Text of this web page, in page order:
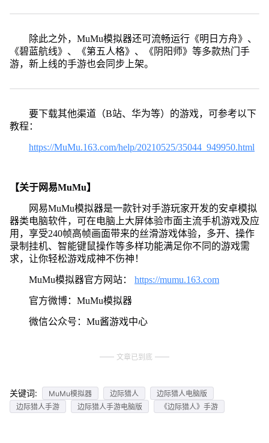
除此之外，MuMu模拟器还可流畅运行《明日方舟》、
《碧蓝航线》、《第五人格》、《阴阳师》等多款热门手
游，新上线的手游也会同步上架。
要下载其他渠道（B站、华为等）的游戏，可参考以下
教程：
https://MuMu.163.com/help/20210525/35044_949950.html
【关于网易MuMu】
网易MuMu模拟器是一款针对手游玩家开发的安卓模拟
器类电脑软件，可在电脑上大屏体验市面主流手机游戏及应
用，享受240帧高帧画面带来的丝滑游戏体验，多开、操作
录制挂机、智能键鼠操作等多样功能满足你不同的游戏需
求，让你轻松游戏成神不伤神！
MuMu模拟器官方网站： https://mumu.163.com
官方微博：MuMu模拟器
微信公众号：Mu酱游戏中心
文章已到底
关键词: MuMu模拟器 边际猎人
边际猎人电脑版
边际猎人手游
边际猎人手游电脑版 《边际猎人》手游